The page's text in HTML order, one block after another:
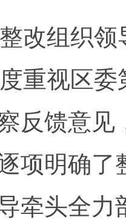
改组织领
重视区
反馈意见
项明确了
牵头全力